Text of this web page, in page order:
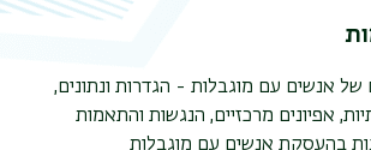
אנשים עם מוגבלות - הגדרות ונתונים,
אפיונים מרכזיים, הנגשות והתאמות
בהעסקת אנשים עם מוגבלות